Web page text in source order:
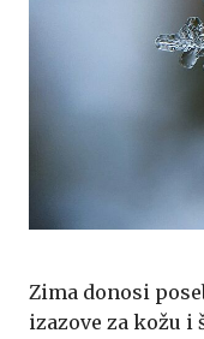
Zima donosi
izazove za kožu i